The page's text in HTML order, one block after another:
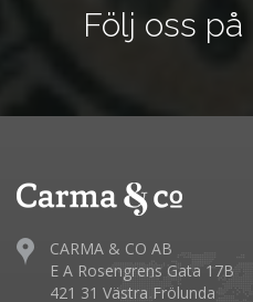
Följ oss på
CARMA & CO AB
E A Rosengrens Gata 17B
421 31 Västra Frölunda